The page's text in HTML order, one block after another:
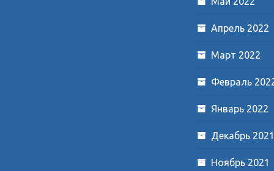
Апрель 2022
Март 2022
Февраль
Январь 2022
Декабрь 2021
Ноябрь 2021